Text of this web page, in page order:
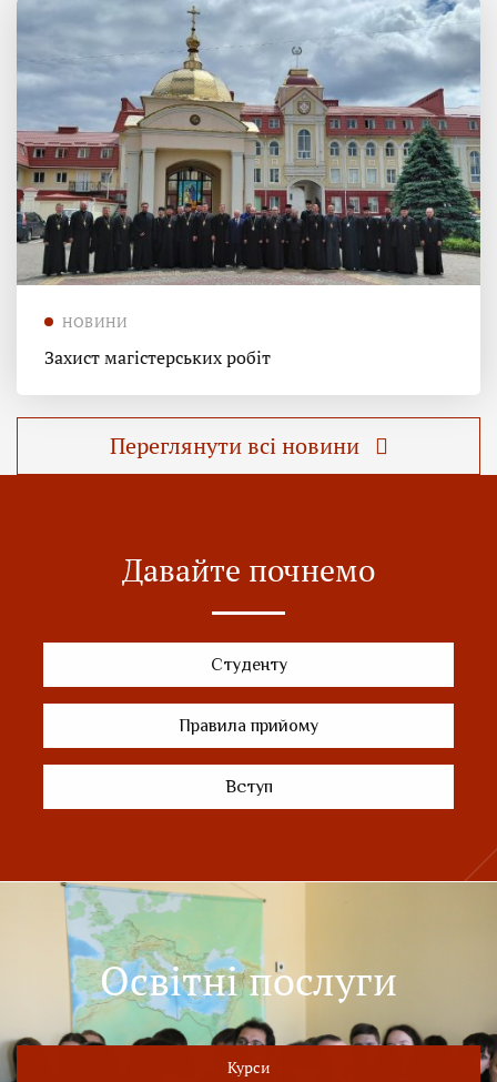
НОВИНИ
Захист магістерських робіт
Переглянути всі новини
Давайте почнемо
Студенту
Правила прийому
Вступ
Освітні послуги
Курси